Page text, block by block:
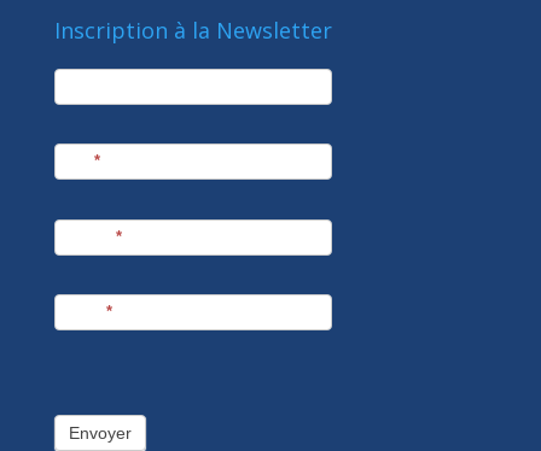
Inscription à la Newsletter
newsletter
*
*
*
Envoyer